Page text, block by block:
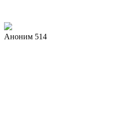
Аноним 514